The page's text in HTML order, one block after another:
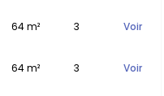
64 m² 3 Voir
64 m² 3 Voir